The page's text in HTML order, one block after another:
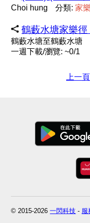
Choi hung 分類:家
鶴藪水塘家樂
鶴藪水塘至鶴藪水塘
一週下載/瀏覽: ~0/1
上一頁
© 2015-2026一閃科技 - 服